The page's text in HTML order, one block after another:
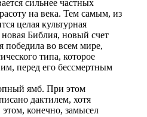
сильнее частных
на века. Тем самым, из
целая культурная
Библия, новый счет
победила во всем мире,
типа, которое
перед его бессмертным
ямб. При этом
дактилем, хотя
конечно, замысел